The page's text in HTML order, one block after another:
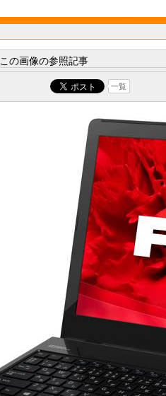
この画像の参照記事
一覧